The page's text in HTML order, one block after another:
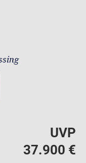
UVP
37.900 €